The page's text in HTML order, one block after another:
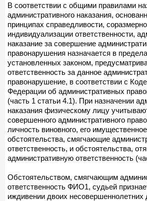
В соответствии с общими правилами
административного наказания,
принципах справедливости,
индивидуализации ответственности,
наказание за совершение
правонарушения назначается в
установленных законом,
ответственность за данное
правонарушение, в соответствии с
Федерации об административных
(часть 1 статьи 4.1). При назначении
наказания физическому лицу
совершенного административного
личность виновного, его
обстоятельства, смягчающие
ответственность, и обстоятельства,
административную ответственность
Обстоятельством, смягчающим
ответственность ФИО1, судьей
иждивении двоих несовершеннолетних